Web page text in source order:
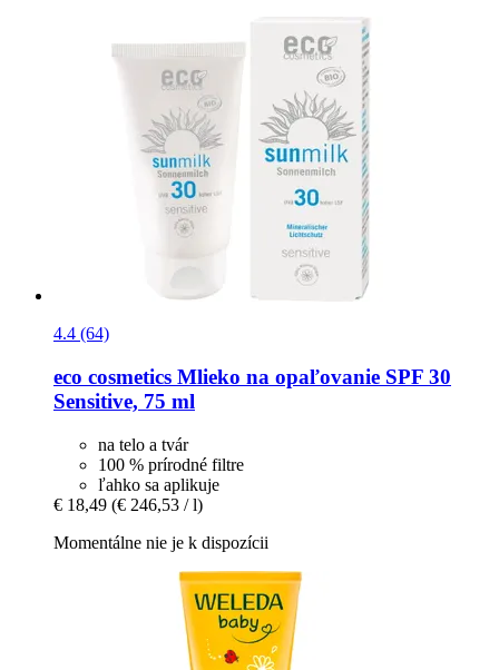
4.4 (64)
eco cosmetics Mlieko na opaľovanie SPF 30
Sensitive, 75 ml
na telo a tvár
100 % prírodné filtre
ľahko sa aplikuje
€ 18,49 (€ 246,53 / l)
Momentálne nie je k dispozícii